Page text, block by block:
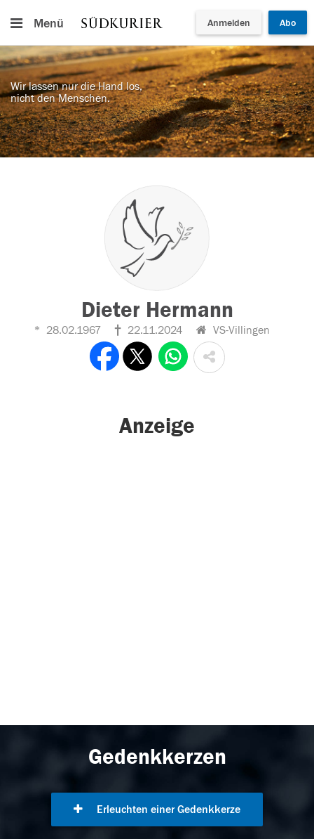
Menü Anmelden Abo
Wir lassen nur die Hand los,
nicht den Menschen.
Dieter Hermann
28.02.1967 22.11.2024 VS-Villingen
Anzeige
Gedenkkerzen
Erleuchten einer Gedenkkerze